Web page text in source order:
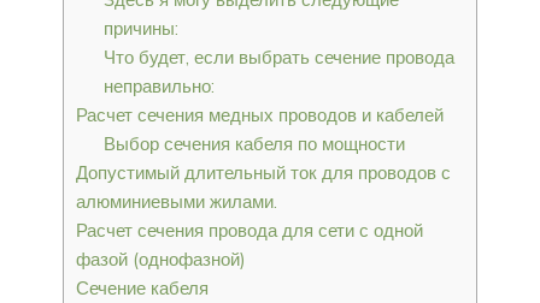
причины:
Что будет, если выбрать сечение провода
неправильно:
Расчет сечения медных проводов и кабелей
Выбор сечения кабеля по мощности
Допустимый длительный ток для проводов с
алюминиевыми жилами.
Расчет сечения провода для сети с одной
фазой (однофазной)
Сечение кабеля